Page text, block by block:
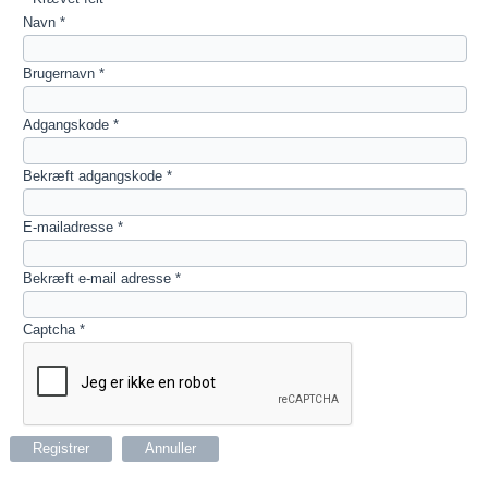
Navn *
Brugernavn *
Adgangskode *
Bekræft adgangskode *
E-mailadresse *
Bekræft e-mail adresse *
Captcha *
Registrer Annuller